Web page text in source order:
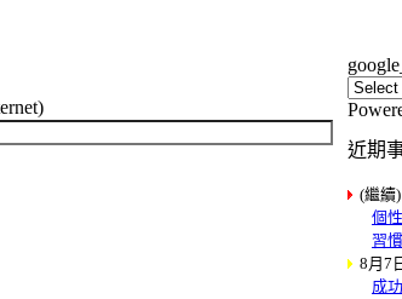
近期
(繼續
個
習
8月7
成